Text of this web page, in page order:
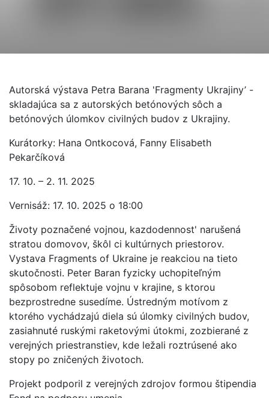
Autorská výstava Petra Barana 'Fragmenty Ukrajiny’ -
skladajúca sa z autorských betónových sôch a
betónových úlomkov civilných budov z Ukrajiny.
Kurátorky: Hana Ontkocová, Fanny Elisabeth
Pekarčíková
17. 10. – 2. 11. 2025
Vernisáž: 17. 10. 2025 o 18:00
Životy poznačené vojnou, kazdodennost' narušená
stratou domovov, škôl ci kultúrnych priestorov.
Vystava Fragments of Ukraine je reakciou na tieto
skutočnosti. Peter Baran fyzicky uchopiteľným
spôsobom reflektuje vojnu v krajine, s ktorou
bezprostredne susedíme. Ústredným motívom z
ktorého vychádzajú diela sú úlomky civilných budov,
zasiahnuté ruskými raketovými útokmi, zozbierané z
verejných priestranstiev, kde ležali roztrúsené ako
stopy po zničených životoch.
Projekt podporil z verejných zdrojov formou štipendia